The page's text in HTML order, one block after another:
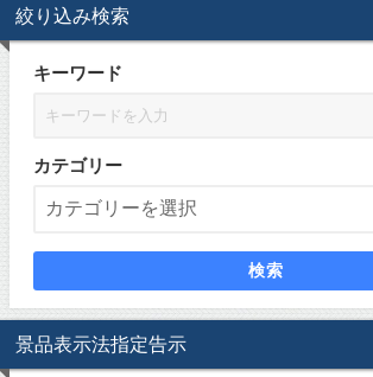
絞り込み検索
キーワード
カテゴリー
検索
景品表示法指定告示